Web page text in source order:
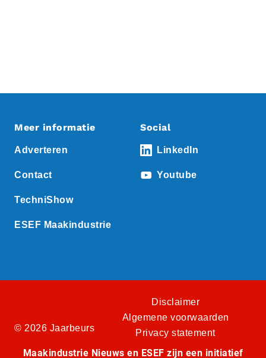
Meer informatie
Adverteren
Contact
TechniShow
ESEF Maakindustrie
Social
LinkedIn
Youtube
© 2026 Jaarbeurs
Disclaimer
Algemene voorwaarden
Privacy statement
Maakindustrie Nieuws en ESEF zijn een initiatief